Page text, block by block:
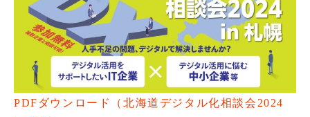
PDFダウンロード（北海道デジタル化相談会2024